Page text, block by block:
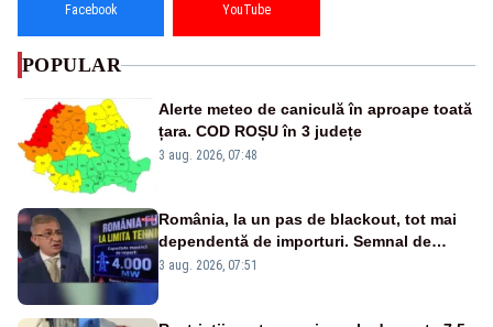
Facebook YouTube
POPULAR
Alerte meteo de caniculă în aproape toată
țara. COD ROȘU în 3 județe
3 aug. 2026, 07:48
România, la un pas de blackout, tot mai
dependentă de importuri. Semnal de
alarmă tras de un expert în energie
3 aug. 2026, 07:51